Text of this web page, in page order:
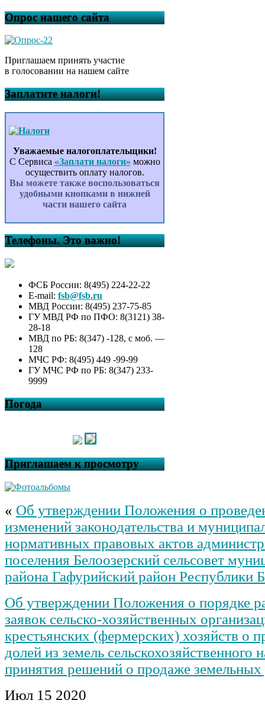
Опрос нашего сайта
Приглашаем принять участие
в голосовании на нашем сайте
Заплатите налоги!
Уважаемые налогоплательщики!
С Сервиса «Заплати налоги» можно
осуществить оплату налогов.
Вы можете также воспользоваться
удобными кнопками в нижней
части нашего сайта
Телефоны. Это важно!
ФСБ России: 8(495) 224-22-22
E-mail: fsb@fsb.ru
МВД России: 8(495) 237-75-85
ГУ МВД РФ по ПФО: 8(3121) 38-
28-18
МВД по РБ: 8(347) -128, с моб. —
128
МЧС РФ: 8(495) 449 -99-99
ГУ МЧС РФ по РБ: 8(347) 233-
9999
Погода
Приглашаем к просмотру
« Об утверждении Положения о
изменений законодательства и
нормативных правовых актов
поселения Белоозерский сельсовет
района Гафурийский район Республики
Об утверждении Положения о порядке
заявок сельско-хозяйственных
крестьянских (фермерских) хозяйств о
долей из земель сельскохозяйственного
принятия решений о продаже земельных
Июл 15 2020